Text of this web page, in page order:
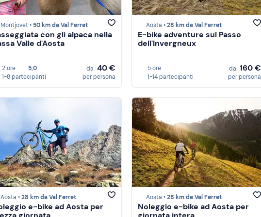
Montjovet • 50 km da Val Ferret
con gli alpaca nella
Valle d'Aosta
2 ore
5,0
1-8 partecipanti
da 40 €
per persona
Aosta •28 km da Val Ferret
E-bike adventure sul Passo
dell'Invergneux
5 ore
1-14 partecipanti
da 160 €
per persona
Aosta •28 km da Val Ferret
e-bike ad Aosta per
Aosta •28 km da Val Ferret
Noleggio e-bike ad Aosta per